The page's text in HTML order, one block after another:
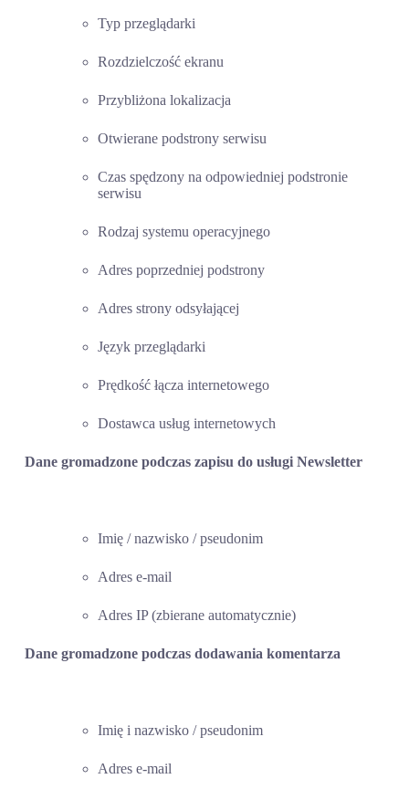
Typ przeglądarki
Rozdzielczość ekranu
Przybliżona lokalizacja
Otwierane podstrony serwisu
Czas spędzony na odpowiedniej podstronie
serwisu
Rodzaj systemu operacyjnego
Adres poprzedniej podstrony
Adres strony odsyłającej
Język przeglądarki
Prędkość łącza internetowego
Dostawca usług internetowych
Dane gromadzone podczas zapisu do usługi Newsletter
Imię / nazwisko / pseudonim
Adres e-mail
Adres IP (zbierane automatycznie)
Dane gromadzone podczas dodawania komentarza
Imię i nazwisko / pseudonim
Adres e-mail